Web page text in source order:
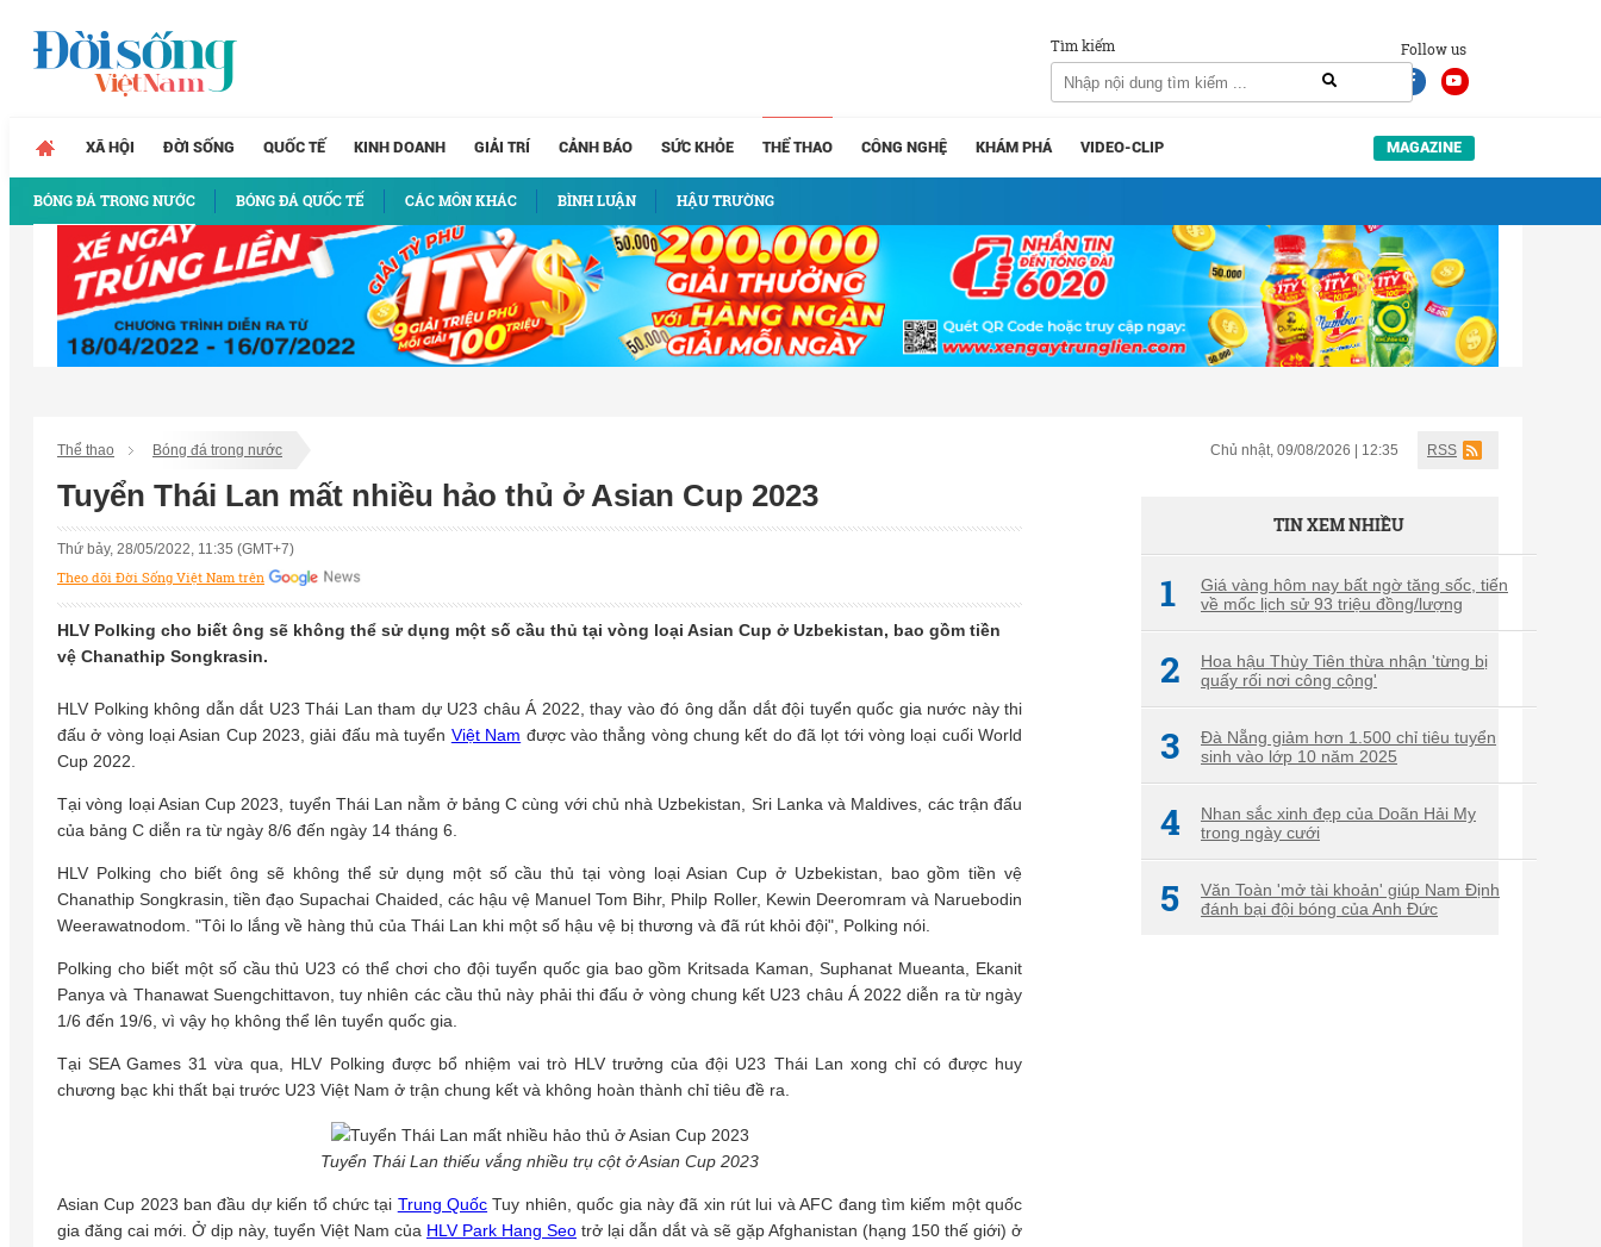
Follow us
Tìm kiếm
XÃ HỘI ĐỜI SỐNG QUỐC TẾ KINH DOANH GIẢI TRÍ CẢNH BÁO SỨC KHỎE THỂ THAO
BÓNG ĐÁ TRONG NƯỚC BÓNG ĐÁ QUỐC TẾ CÁC MÔN KHÁC BÌNH LUẬN HẬU TRƯỜNG
CÔNG NGHỆ KHÁM PHÁ VIDEO-CLIP MAGAZINE
Thể thao Bóng đá trong nước Chủ nhật, 09/08/2026 | 12:35 RSS
Tuyển Thái Lan mất nhiều hảo thủ ở Asian Cup 2023
Thứ bảy, 28/05/2022, 11:35 (GMT+7)
Theo dõi Đời Sống Việt Nam trên
HLV Polking cho biết ông sẽ không thể sử dụng một số cầu thủ tại vòng loại Asian Cup ở Uzbekistan, bao gồm tiền
vệ Chanathip Songkrasin.
HLV Polking không dẫn dắt U23 Thái Lan tham dự U23 châu Á 2022, thay vào đó ông dẫn dắt đội tuyển quốc gia nước này thi
đấu ở vòng loại Asian Cup 2023, giải đấu mà tuyển Việt Nam được vào thẳng vòng chung kết do đã lọt tới vòng loại cuối World
Cup 2022.
Tại vòng loại Asian Cup 2023, tuyển Thái Lan nằm ở bảng C cùng với chủ nhà Uzbekistan, Sri Lanka và Maldives, các trận đấu
của bảng C diễn ra từ ngày 8/6 đến ngày 14 tháng 6.
HLV Polking cho biết ông sẽ không thể sử dụng một số cầu thủ tại vòng loại Asian Cup ở Uzbekistan, bao gồm tiền vệ
Chanathip Songkrasin, tiền đạo Supachai Chaided, các hậu vệ Manuel Tom Bihr, Philp Roller, Kewin Deeromram và Naruebodin
Weerawatnodom. "Tôi lo lắng về hàng thủ của Thái Lan khi một số hậu vệ bị thương và đã rút khỏi đội", Polking nói.
Polking cho biết một số cầu thủ U23 có thể chơi cho đội tuyển quốc gia bao gồm Kritsada Kaman, Suphanat Mueanta, Ekanit
Panya và Thanawat Suengchittavon, tuy nhiên các cầu thủ này phải thi đấu ở vòng chung kết U23 châu Á 2022 diễn ra từ ngày
1/6 đến 19/6, vì vậy họ không thể lên tuyển quốc gia.
Tại SEA Games 31 vừa qua, HLV Polking được bổ nhiệm vai trò HLV trưởng của đội U23 Thái Lan xong chỉ có được huy
chương bạc khi thất bại trước U23 Việt Nam ở trận chung kết và không hoàn thành chỉ tiêu đề ra.
Tuyển Thái Lan thiếu vắng nhiều trụ cột ở Asian Cup 2023
Asian Cup 2023 ban đầu dự kiến tổ chức tại Trung Quốc Tuy nhiên, quốc gia này đã xin rút lui và AFC đang tìm kiếm một quốc
gia đăng cai mới. Ở dịp này, tuyển Việt Nam của HLV Park Hang Seo trở lại dẫn dắt và sẽ gặp Afghanistan (hạng 150 thế giới) ở
TIN XEM NHIỀU
1
Giá vàng hôm nay bất ngờ tăng sốc, tiến
về mốc lịch sử 93 triệu đồng/lượng
2
Hoa hậu Thùy Tiên thừa nhận 'từng bị
quấy rối nơi công cộng'
3
Đà Nẵng giảm hơn 1.500 chỉ tiêu tuyển
sinh vào lớp 10 năm 2025
4
Nhan sắc xinh đẹp của Doãn Hải My
trong ngày cưới
5
Văn Toàn 'mở tài khoản' giúp Nam Định
đánh bại đội bóng của Anh Đức